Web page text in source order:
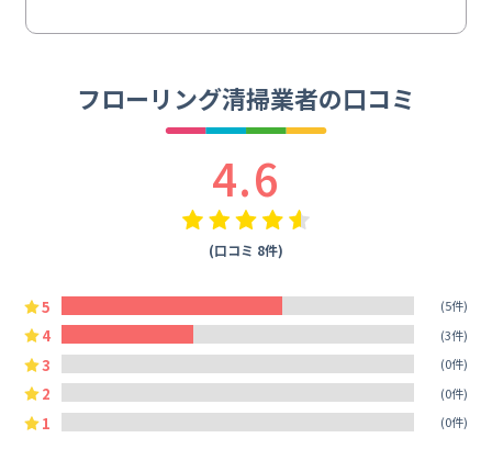
フローリング清掃業者の口コミ
4.6
(口コミ 8件)
5 (5件)
4 (3件)
3 (0件)
2 (0件)
1 (0件)